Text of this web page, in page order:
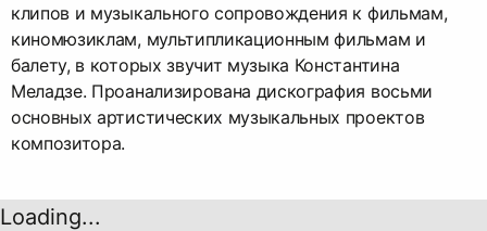
клипов и музыкального сопровождения к фильмам,
киномюзиклам, мультипликационным фильмам и
балету, в которых звучит музыка Константина
Меладзе. Проанализирована дискография восьми
основных артистических музыкальных проектов
композитора.
Loading...